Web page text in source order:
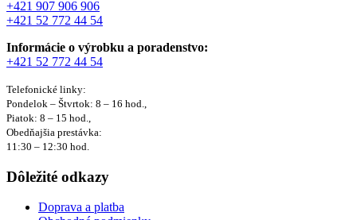
+421 907 906 906
+421 52 772 44 54
Informácie o výrobku a poradenstvo:
+421 52 772 44 54
Telefonické linky:
Pondelok – Štvrtok: 8 – 16 hod.,
Piatok: 8 – 15 hod.,
Obedňajšia prestávka:
11:30 – 12:30 hod.
Dôležité odkazy
Doprava a platba